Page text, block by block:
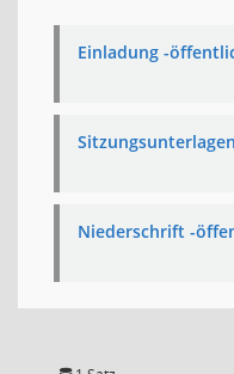
Einladung -
Niederschrift -